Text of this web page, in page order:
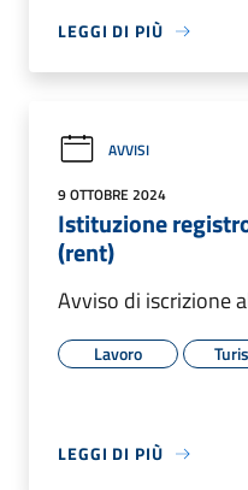
LEGGI DI PIÙ
AVVISI
9 OTTOBRE 2024
Istituzione
(rent)
Avviso di iscrizione
Lavoro
LEGGI DI PIÙ